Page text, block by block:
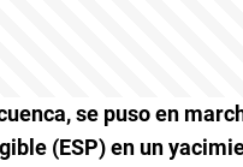
se puso en
(ESP) en un